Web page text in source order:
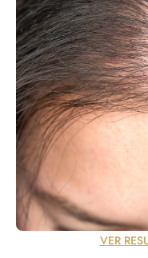
VER